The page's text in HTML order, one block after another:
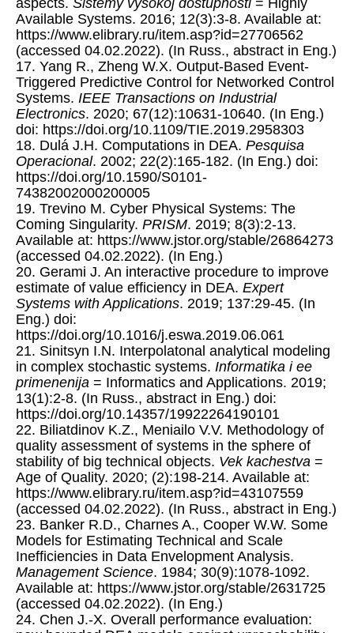
aspects. Sistemy vysokoj dostupnosti= Highly
Available Systems. 2016; 12(3):3-8. Available at:
https://www.elibrary.ru/item.asp?id=27706562
(accessed 04.02.2022). (In Russ., abstract in Eng.)
17. Yang R., Zheng W.X. Output-Based Event-
Triggered Predictive Control for Networked Control
Systems. IEEE Transactions on Industrial
Electronics. 2020; 67(12):10631-10640. (In Eng.)
doi: https://doi.org/10.1109/TIE.2019.2958303
18. Dulá J.H. Computations in DEA. Pesquisa
Operacional. 2002; 22(2):165-182. (In Eng.) doi:
https://doi.org/10.1590/S0101-
74382002000200005
19. Trevino M. Cyber Physical Systems: The
Coming Singularity. PRISM. 2019; 8(3):2-13.
Available at: https://www.jstor.org/stable/26864273
(accessed 04.02.2022). (In Eng.)
20. Gerami J. An interactive procedure to improve
estimate of value efficiency in DEA. Expert
Systems with Applications. 2019; 137:29-45. (In
Eng.) doi:
https://doi.org/10.1016/j.eswa.2019.06.061
21. Sinitsyn I.N. Interpolatonal analytical modeling
in complex stochastic systems. Informatika i ee
primenenija = Informatics and Applications. 2019;
13(1):2-8. (In Russ., abstract in Eng.) doi:
https://doi.org/10.14357/19922264190101
22. Biliatdinov K.Z., Meniailo V.V. Methodology of
quality assessment of systems in the sphere of
stability of big technical objects. Vek kachestva =
Age of Quality. 2020; (2):198-214. Available at:
https://www.elibrary.ru/item.asp?id=43107559
(accessed 04.02.2022). (In Russ., abstract in Eng.)
23. Banker R.D., Charnes A., Cooper W.W. Some
Models for Estimating Technical and Scale
Inefficiencies in Data Envelopment Analysis.
Management Science. 1984; 30(9):1078-1092.
Available at: https://www.jstor.org/stable/2631725
(accessed 04.02.2022). (In Eng.)
24. Chen J.-X. Overall performance evaluation: